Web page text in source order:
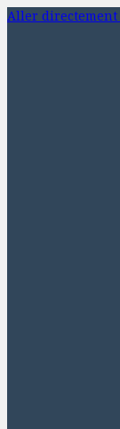
Aller